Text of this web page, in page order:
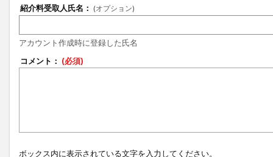
紹介料受取人氏名： (オプション)
アカウント作成時に登録した氏名
コメント： (必須)
ボックス内に表示されている文字を入力してください。